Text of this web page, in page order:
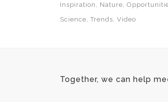
Inspiration
Nature
Science Trends Video
Together, we can help